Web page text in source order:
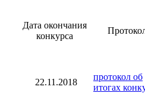
Дата окончания
конкурса
22.11.2018
протокол об
итогах